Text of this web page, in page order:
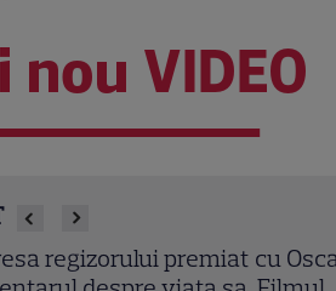
nou VIDEO
regizorului premiat cu